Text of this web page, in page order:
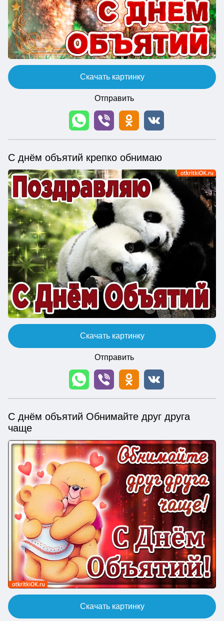
Скачать картинку
Отправить
С днём объятий крепко обнимаю
Скачать картинку
Отправить
С днём объятий Обнимайте друг друга
чаще
Скачать картинку